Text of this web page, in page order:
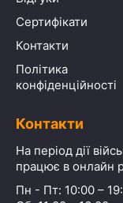
Сертифікати
Контакти
Політика
конфіденційності
Контакти
На період дії
працює в онлайн
Пн - Пт: 10:00 –